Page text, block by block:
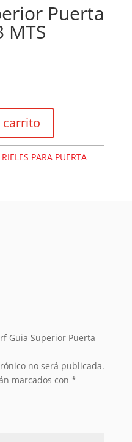
Puerta
MTS
carrito
RIELES PARA PUERTA
Guia Superior Puerta
no será publicada.
marcados con *